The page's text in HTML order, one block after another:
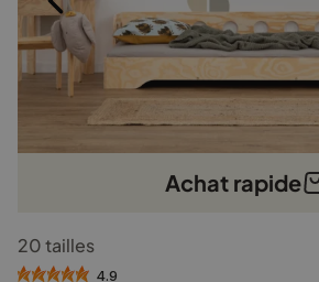
Achat rapide
produit
a
20 tailles
4.9